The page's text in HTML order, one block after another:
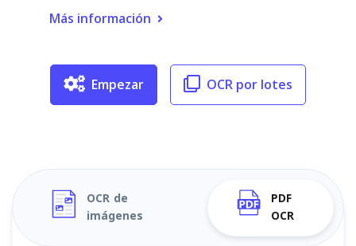
Más información
Empezar OCR por lotes
OCR de
imágenes
PDF
OCR